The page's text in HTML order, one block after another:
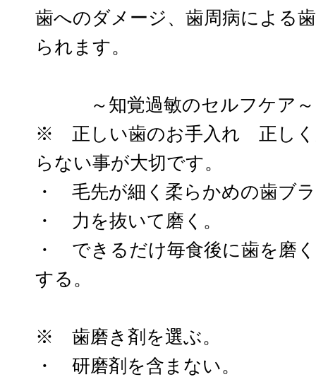
歯へのダメージ、歯周病による
られます。
～知覚過敏のセルフケア～
※ 正しい歯のお手入れ 正しく
らない事が大切です。
・ 毛先が細く柔らかめの歯ブ
・ 力を抜いて磨く。
・ できるだけ毎食後に歯を磨
する。
※ 歯磨き剤を選ぶ。
・ 研磨剤を含まない。